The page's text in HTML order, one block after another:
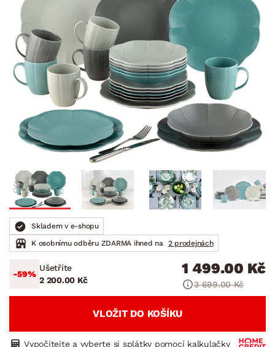
Skladem v e-shopu
K osobnímu odběru ZDARMA ihned na
2 prodejnách
-59%
Ušetříte
2 200.00 Kč
1 499.00 Kč
3 699.00 Kč
VLOŽIT DO KOŠÍKU
Vypočítejte a vyberte si splátky pomocí kalkulačky